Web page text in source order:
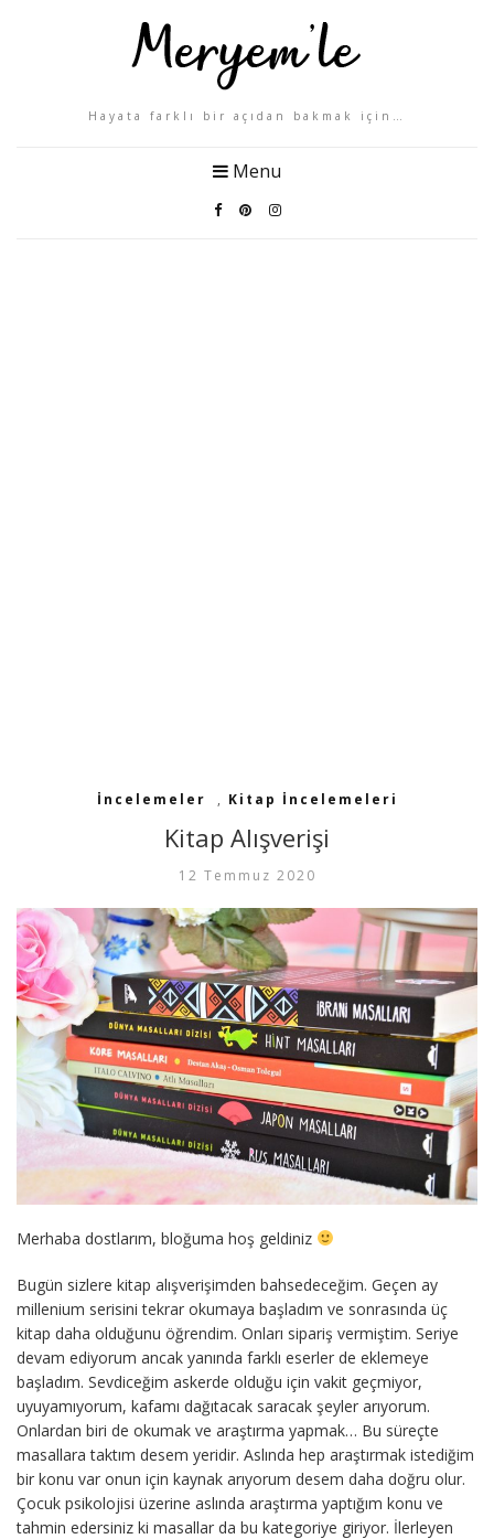
Hayata farklı bir açıdan bakmak için…
Menu
İncelemeler , Kitap İncelemeleri
Kitap Alışverişi
12 Temmuz 2020
Merhaba dostlarım, bloğuma hoş geldiniz
Bugün sizlere kitap alışverişimden bahsedeceğim. Geçen ay
millenium serisini tekrar okumaya başladım ve sonrasında üç
kitap daha olduğunu öğrendim. Onları sipariş vermiştim. Seriye
devam ediyorum ancak yanında farklı eserler de eklemeye
başladım. Sevdiceğim askerde olduğu için vakit geçmiyor,
uyuyamıyorum, kafamı dağıtacak saracak şeyler arıyorum.
Onlardan biri de okumak ve araştırma yapmak… Bu süreçte
masallara taktım desem yeridir. Aslında hep araştırmak istediğim
bir konu var onun için kaynak arıyorum desem daha doğru olur.
Çocuk psikolojisi üzerine aslında araştırma yaptığım konu ve
tahmin edersiniz ki masallar da bu kategoriye giriyor. İlerleyen